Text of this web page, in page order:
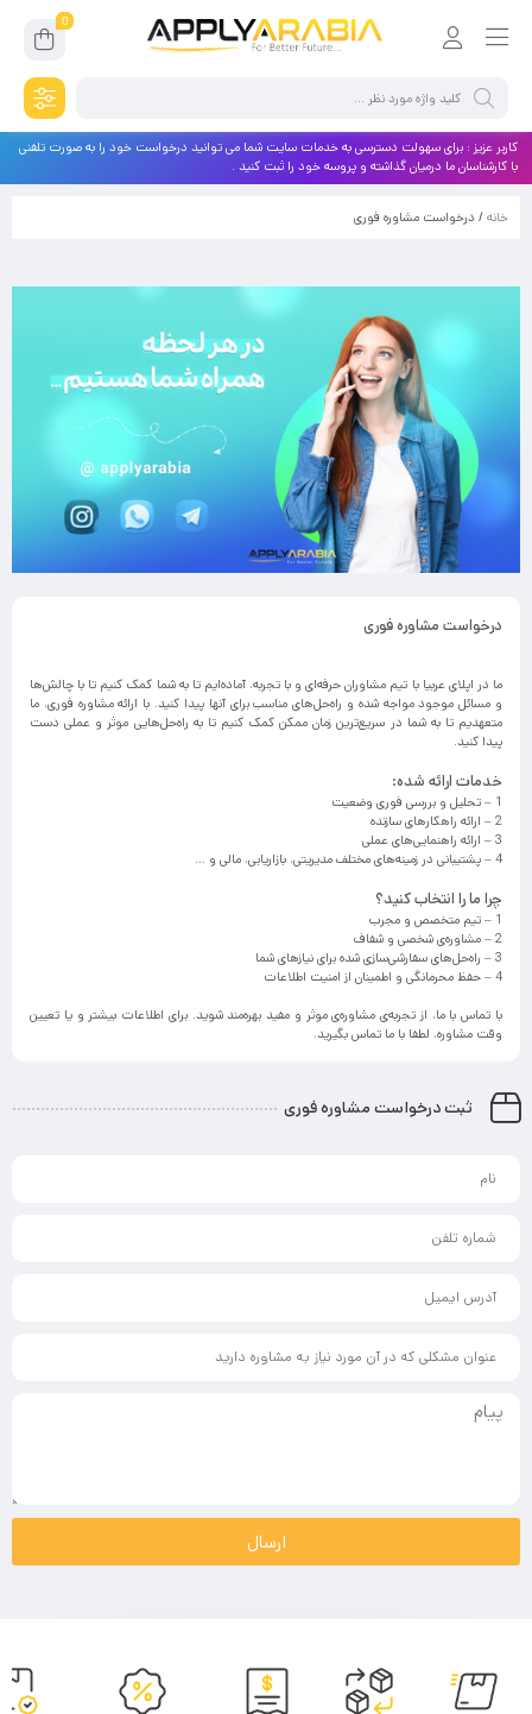
0
کاربر عزیز : برای سهولت دسترسی به خدمات سایت شما می توانید درخواست خود را به صورت تلفنی
با کارشناسان ما درمیان گذاشته و پروسه خود را ثبت کنید .
خانه / درخواست مشاوره فوری
درخواست مشاوره فوری
ما در اپلای عربیا با تیم مشاوران حرفه‌ای و با تجربه، آماده‌ایم تا به شما کمک کنیم تا با چالش‌ها
و مسائل موجود مواجه شده و راه‌حل‌های مناسب برای آنها پیدا کنید. با ارائه مشاوره فوری، ما
متعهدیم تا به شما در سریع‌ترین زمان ممکن کمک کنیم تا به راه‌حل‌هایی موثر و عملی دست
پیدا کنید.
خدمات ارائه شده:
1 – تحلیل و بررسی فوری وضعیت
2 – ارائه راهکارهای سازنده
3 – ارائه راهنمایی‌های عملی
4 – پشتیبانی در زمینه‌های مختلف مدیریتی، بازاریابی، مالی و …
چرا ما را انتخاب کنید؟
1 – تیم متخصص و مجرب
2 – مشاوره‌ی شخصی و شفاف
3 – راه‌حل‌های سفارشی‌سازی شده برای نیازهای شما
4 – حفظ محرمانگی و اطمینان از امنیت اطلاعات
با تماس با ما، از تجربه‌ی مشاوره‌ی موثر و مفید بهره‌مند شوید. برای اطلاعات بیشتر و یا تعیین
وقت مشاوره، لطفا با ما تماس بگیرید.
ثبت درخواست مشاوره فوری
ارسال